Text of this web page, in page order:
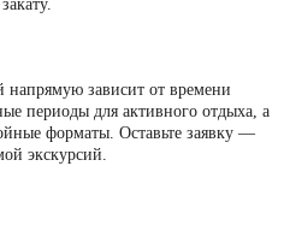
зависит от времени
периоды для активного отдыха, а
форматы. Оставьте заявку —
экскурсий.